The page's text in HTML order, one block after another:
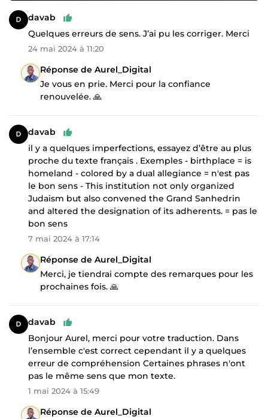
davab
Quelques erreurs de sens. J’ai pu les corriger. Merci
24 mai 2024 à 11:20
Réponse de Aurel_Digital
Je vous en prie. Merci pour la confiance
renouvelée. 🙏
davab
il y a quelques imperfections, essayez d’être au plus
proche du texte français . Exemples - birthplace = is
homeland - colored by a dual allegiance = n'est pas
le bon sens - This institution not only organized
Judaism but also convened the Grand Sanhedrin
and altered the designation of its adherents. = pas le
bon sens
7 mai 2024 à 17:14
Réponse de Aurel_Digital
Merci, je tiendrai compte des remarques pour les
prochaines fois. 🙏
davab
Bonjour Aurel, merci pour votre traduction. Dans
l’ensemble c'est correct cependant il y a quelques
erreur de compréhension Certaines phrases n'ont
pas le même sens que mon texte.
1 mai 2024 à 15:49
Réponse de Aurel_Digital